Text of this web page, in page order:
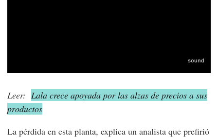
Leer: Lala crece apoyada por las alzas de precios a sus
productos
La pérdida en esta planta, explica un analista que prefirió